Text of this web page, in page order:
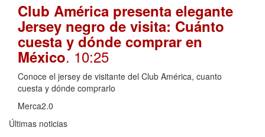
Club América presenta elegante
Jersey negro de visita: Cuánto
cuesta y dónde comprar en
México. 10:25
Conoce el jersey de visitante del Club América, cuanto
cuesta y dónde comprarlo
Merca2.0
Últimas noticias